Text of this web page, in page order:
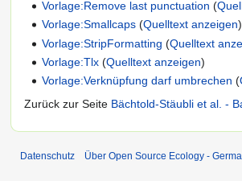
Vorlage:Remove last punctuation (
Vorlage:Smallcaps (Quelltext anzeigen)
Vorlage:StripFormatting (Quelltext
Vorlage:Tlx (Quelltext anzeigen)
Vorlage:Verknüpfung darf umbrechen (
Zurück zur Seite Bächtold-Stäubli et al. -
Datenschutz Über Open Source Ecology -